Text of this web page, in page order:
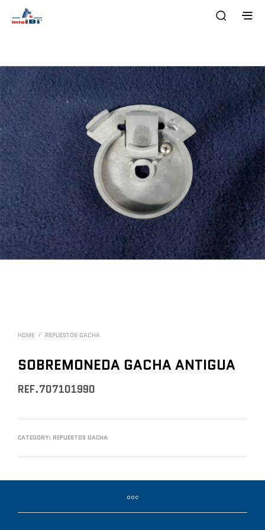
HOME / REPUESTOS GACHA
SOBREMONEDA GACHA ANTIGUA
REF.707101990
CATEGORY: REPUESTOS GACHA